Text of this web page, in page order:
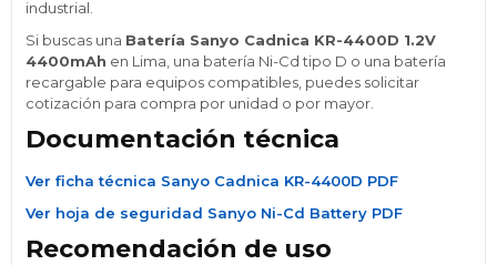
industrial.
Si buscas una Batería Sanyo Cadnica KR-4400D 1.2V
4400mAh en Lima, una batería Ni-Cd tipo D o una batería
recargable para equipos compatibles, puedes solicitar
cotización para compra por unidad o por mayor.
Documentación técnica
Ver ficha técnica Sanyo Cadnica KR-4400D PDF
Ver hoja de seguridad Sanyo Ni-Cd Battery PDF
Recomendación de uso